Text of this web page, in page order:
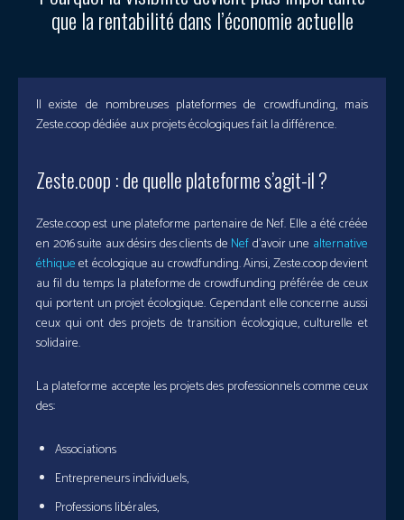
que la rentabilité dans l’économie actuelle
Il existe de nombreuses plateformes de crowdfunding, mais
Zeste.coop dédiée aux projets écologiques fait la différence.
Zeste.coop : de quelle plateforme s’agit-il ?
Zeste.coop est une plateforme partenaire de Nef. Elle a été créée
en 2016 suite aux désirs des clients de Nefd’avoir une alternative
éthiqueet écologique au crowdfunding. Ainsi, Zeste.coop devient
au fil du temps la plateforme de crowdfunding préférée de ceux
qui portent un projet écologique. Cependant elle concerne aussi
ceux qui ont des projets de transition écologique, culturelle et
solidaire.
La plateforme accepte les projets des professionnels comme ceux
des:
Associations
Entrepreneurs individuels,
Professions libérales,